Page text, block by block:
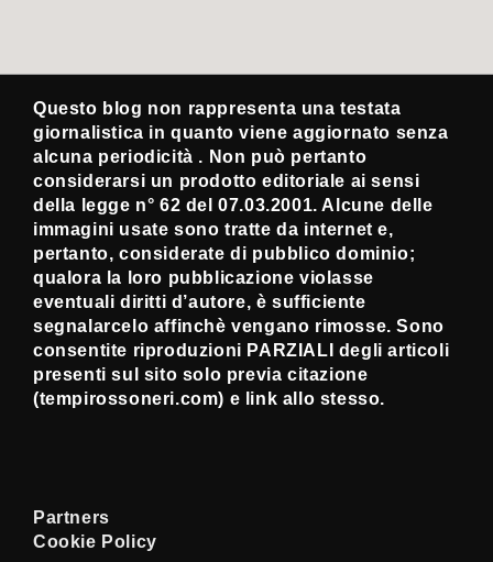
Questo blog non rappresenta una testata
giornalistica in quanto viene aggiornato senza
alcuna periodicità . Non può pertanto
considerarsi un prodotto editoriale ai sensi
della legge n° 62 del 07.03.2001. Alcune delle
immagini usate sono tratte da internet e,
pertanto, considerate di pubblico dominio;
qualora la loro pubblicazione violasse
eventuali diritti d’autore, è sufficiente
segnalarcelo affinchè vengano rimosse. Sono
consentite riproduzioni PARZIALI degli articoli
presenti sul sito solo previa citazione
(tempirossoneri.com) e link allo stesso.
Partners
Cookie Policy